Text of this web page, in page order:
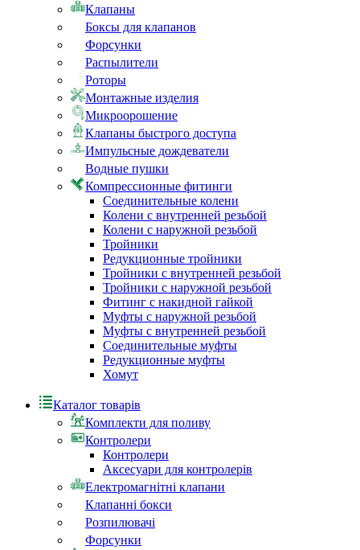
Клапаны
Боксы для клапанов
Форсунки
Распылители
Роторы
Монтажные изделия
Микроорошение
Клапаны быстрого доступа
Импульсные дождеватели
Водные пушки
Компрессионные фитинги
Соединительные колени
Колени с внутренней резьбой
Колени с наружной резьбой
Тройники
Редукционные тройники
Тройники с внутренней резьбой
Тройники с наружной резьбой
Фитинг с накидной гайкой
Муфты с наружной резьбой
Муфты с внутренней резьбой
Соединительные муфты
Редукционные муфты
Хомут
Каталог товарів
Комплекти для поливу
Контролери
Контролери
Аксесуари для контролерів
Електромагнітні клапани
Клапанні бокси
Розпилювачі
Форсунки